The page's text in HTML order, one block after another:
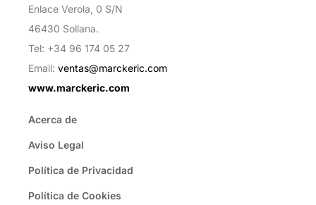
Enlace Verola, 0 S/N
46430 Sollana.
Tel: +34 96 174 05 27
Email: ventas@marckeric.com
www.marckeric.com
Acerca de
Aviso Legal
Política de Privacidad
Política de Cookies